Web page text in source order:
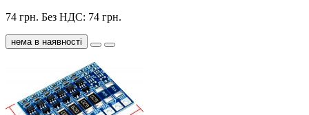
74 грн. Без НДС: 74 грн.
нема в наявності